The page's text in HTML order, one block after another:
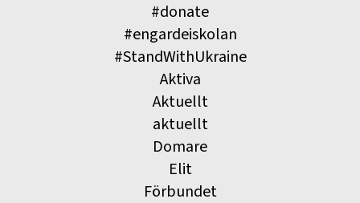
#donate
#engardeiskolan
#StandWithUkraine
Aktiva
Aktuellt
aktuellt
Domare
Elit
Förbundet